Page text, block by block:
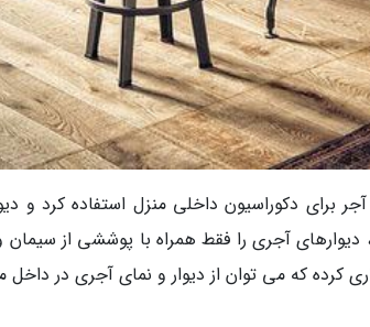
برای دکوراسیون داخلی منزل استفاده کرد و
دیوارهای آجری را فقط همراه با پوششی از
که می توان از دیوار و نمای آجری در داخل